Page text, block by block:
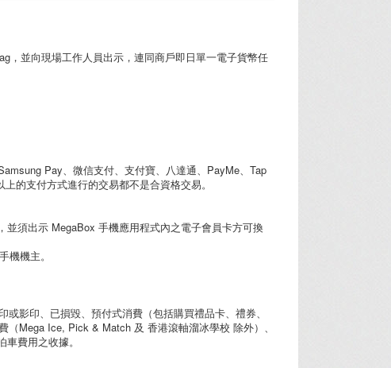
，並向現場工作人員出示，連同商戶即日單一電子貨幣任
Pay、微信支付、支付寶、八達通、PayMe、Tap
的支付方式進行的交易都不是合資格交易。
須出示 MegaBox 手機應用程式內之電子會員卡方可換
機主。
影印、已損毀、預付式消費（包括購買禮品卡、禮券、
Mega Ice, Pick & Match 及 香港滾軸溜冰學校 除外）、
費用之收據。